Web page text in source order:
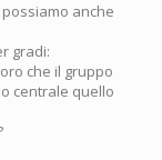
anche
gradi:
che il gruppo
centrale quello